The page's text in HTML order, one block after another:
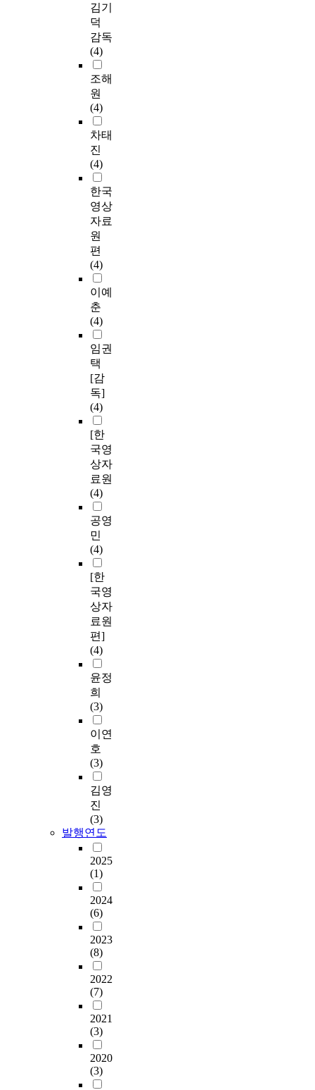
김기
덕
감독
(4)
조해
원
(4)
차태
진
(4)
한국
영상
자료
원
편
(4)
이예
춘
(4)
임권
택
[감
독]
(4)
[한
국영
상자
료원
(4)
공영
민
(4)
[한
국영
상자
료원
편]
(4)
윤정
희
(3)
이연
호
(3)
김영
진
(3)
발행연도
2025
(1)
2024
(6)
2023
(8)
2022
(7)
2021
(3)
2020
(3)